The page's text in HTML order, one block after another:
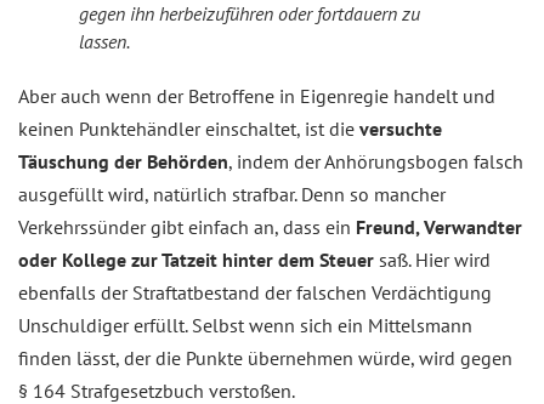
gegen ihn herbeizuführen oder fortdauern zu
lassen.
Aber auch wenn der Betroffene in Eigenregie handelt und
keinen Punktehändler einschaltet, ist die versuchte
Täuschung der Behörden, indem der Anhörungsbogen falsch
ausgefüllt wird, natürlich strafbar. Denn so mancher
Verkehrssünder gibt einfach an, dass ein Freund, Verwandter
oder Kollege zur Tatzeit hinter dem Steuer saß. Hier wird
ebenfalls der Straftatbestand der falschen Verdächtigung
Unschuldiger erfüllt. Selbst wenn sich ein Mittelsmann
finden lässt, der die Punkte übernehmen würde, wird gegen
§ 164 Strafgesetzbuch verstoßen.